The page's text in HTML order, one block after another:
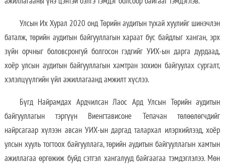
Улсын Их Хурал 2020 онд Төрийн аудитын тухай хуулийг шинэчлэн
баталж, төрийн аудитын байгууллагын хараат бус байдлыг ханган, эрх
зүйн орчныг боловсронгуй болгосон гэдгийг УИХ-ын дарга дурдаад,
хоёр улсын аудитын байгууллагын хамтран зохион байгуулах сургалт,
хэлэлцүүлгийн үйл ажиллагаанд амжилт хүслээ.
Бүгд Найрамдах Ардчилсан Лаос Ард Улсын Төрийн аудитын
байгууллагын тэргүүн Виенгтависоне Тепачан төлөөлөгчдийг
найрсагаар хүлээн авсан УИХ-ын даргад талархал илэрхийлээд, хоёр
улсын хууль тогтоох байгууллага, төрийн аудитын байгууллагын хамтын
ажиллагаа өргөжиж буйд сэтгэл хангалууд байгаагаа тэмдэглэлээ. Мөн